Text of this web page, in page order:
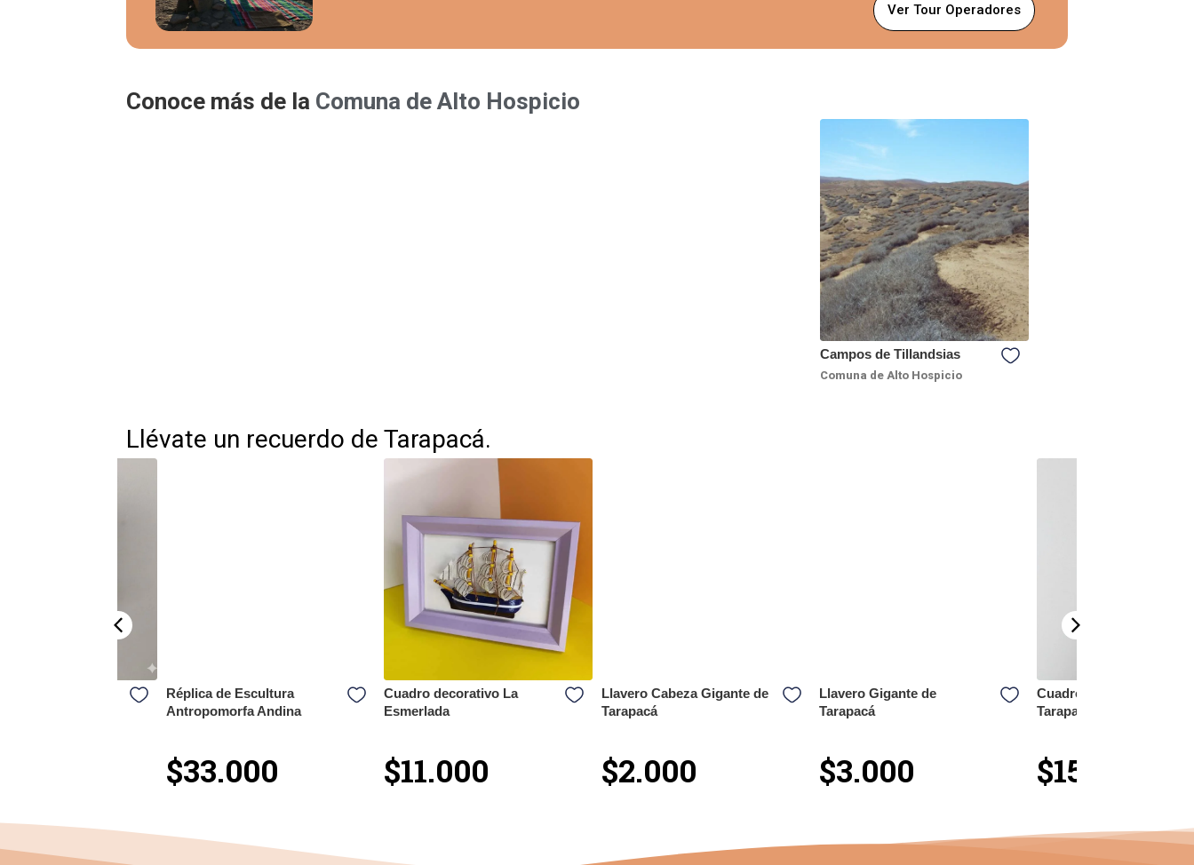
Ver Tour Operadores
Conoce más de la Comuna de Alto Hospicio
Campos de Tillandsias
Comuna de Alto Hospicio
Llévate un recuerdo de Tarapacá.
Réplica de Escultura
Antropomorfa Andina
$33.000
Cuadro decorativo La
Esmerlada
$11.000
Llavero Cabeza Gigante de
Tarapacá
$2.000
Llavero Gigante de
Tarapacá
$3.000
Cuadro Gigante de
Tarapacá
$15.000